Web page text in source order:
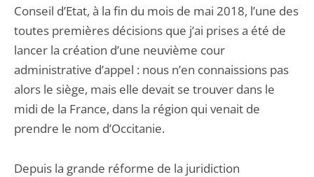
Conseil d’Etat, à la fin du mois de mai 2018, l’une des
toutes premières décisions que j’ai prises a été de
lancer la création d’une neuvième cour
administrative d’appel : nous n’en connaissions pas
alors le siège, mais elle devait se trouver dans le
midi de la France, dans la région qui venait de
prendre le nom d’Occitanie.
Depuis la grande réforme de la juridiction